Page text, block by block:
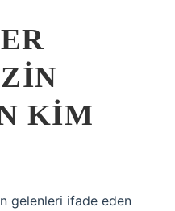
KIM
gelenleri ifade eden